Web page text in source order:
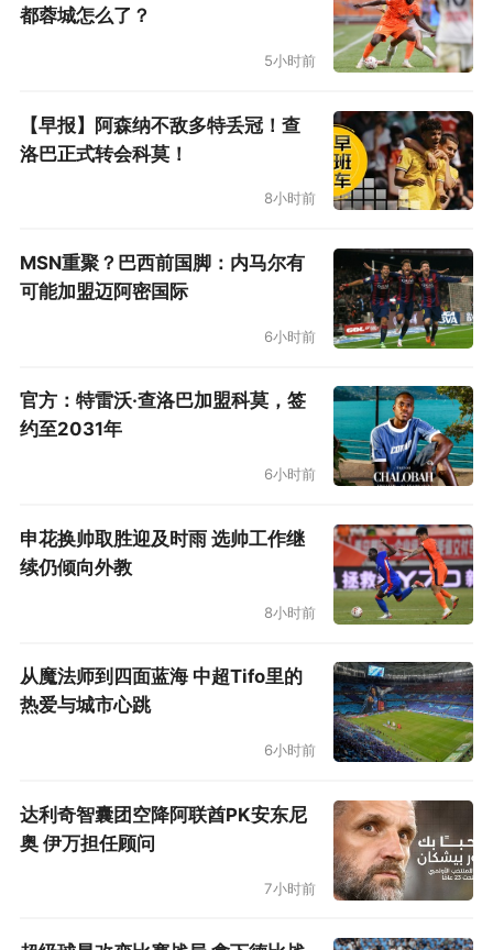
全场比赛结束，利雅得胜利最终4比1大获全胜，
成期待已久的梦幻加冕！这是C罗职业生涯的第
37个冠军（若不算2023年半邀请赛性质的阿拉
伯俱乐部冠军杯则是36冠），也是2020年意甲
都蓉城怎么了？
5小时前
【早报】阿森纳不敌多特丢冠！查
洛巴正式转会科莫！
8小时前
MSN重聚？巴西前国脚：内马尔有
可能加盟迈阿密国际
6小时前
官方：特雷沃·查洛巴加盟科莫，签
约至2031年
6小时前
申花换帅取胜迎及时雨 选帅工作继
续仍倾向外教
8小时前
从魔法师到四面蓝海 中超Tifo里的
热爱与城市心跳
6小时前
达利奇智囊团空降阿联酋PK安东尼
奥 伊万担任顾问
7小时前